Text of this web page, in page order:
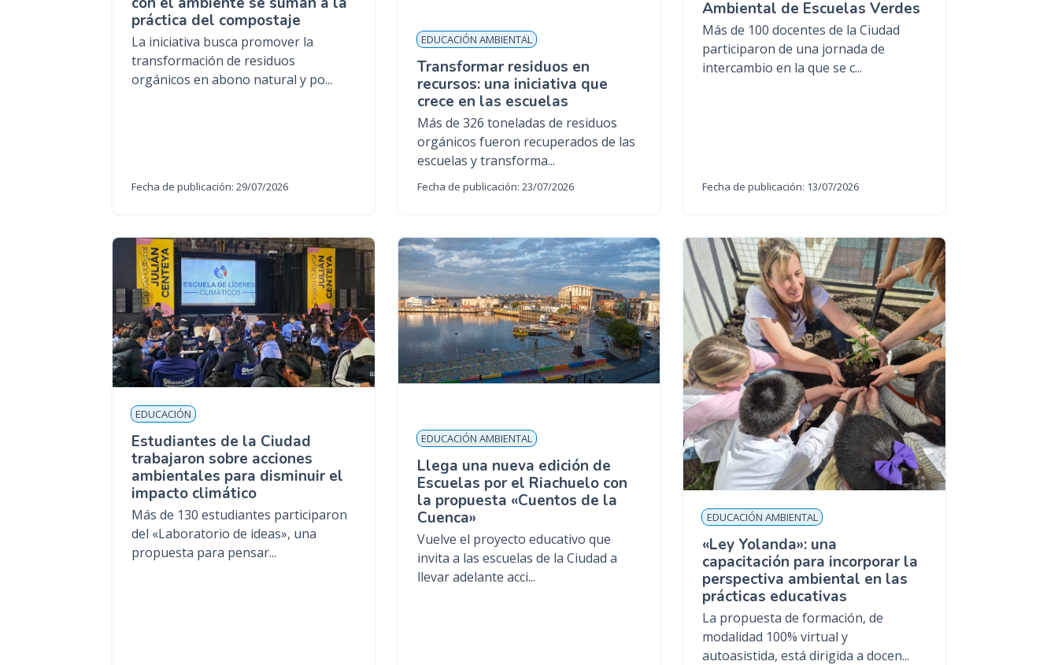
c
p
a
l
práctica del compostaje
La iniciativa busca promover la
transformación de residuos
orgánicos en abono natural y po...
Fecha de publicación: 29/07/2026
EDUCACIÓN AMBIENTAL
Transformar residuos en
recursos: una iniciativa que
crece en las escuelas
Más de 326 toneladas de residuos
orgánicos fueron recuperados de las
escuelas y transforma...
Fecha de publicación: 23/07/2026
Ambiental de Escuelas Verdes
Más de 100 docentes de la Ciudad
participaron de una jornada de
intercambio en la que se c...
Fecha de publicación: 13/07/2026
EDUCACIÓN
Estudiantes de la Ciudad
trabajaron sobre acciones
ambientales para disminuir el
impacto climático
Más de 130 estudiantes participaron
del «Laboratorio de ideas», una
propuesta para pensar...
EDUCACIÓN AMBIENTAL
Llega una nueva edición de
Escuelas por el Riachuelo con
la propuesta «Cuentos de la
Cuenca»
Vuelve el proyecto educativo que
invita a las escuelas de la Ciudad a
llevar adelante acci...
EDUCACIÓN AMBIENTAL
«Ley Yolanda»: una
capacitación para incorporar la
perspectiva ambiental en las
prácticas educativas
La propuesta de formación, de
modalidad 100% virtual y
autoasistida, está dirigida a docen...